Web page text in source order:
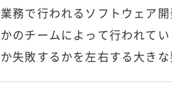
業務で行われるソフトウェア
かのチームによって行われて
か失敗するかを左右する大き